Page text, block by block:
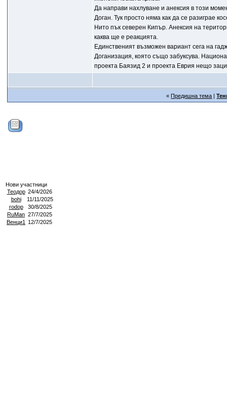
Да направи нахлуване и анексия в този
Доган. Тук просто няма как да се разиграе
Нито пък северен Кипър. Анексия на
каква ще е реакцията.
Единственият възможен вариант сега на
Доганизация, която също забуксува.
проекта Баязид 2 и проекта Еврия нещо
«Предишна тема |
Нови участници
Теодор 24/4/2026
bohi
11/11/2025
rodop
30/8/2025
RuMan 27/7/2025
Венци1
12/7/2025